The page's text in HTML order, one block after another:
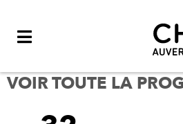
VOIR TOUTE LA
FILTRER